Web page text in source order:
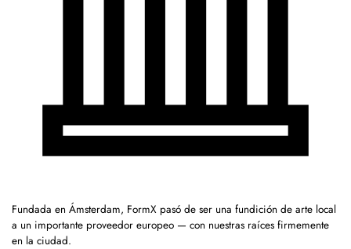
Fundada en Ámsterdam, FormX pasó de ser una fundición de arte local
a un importante proveedor europeo — con nuestras raíces firmemente
en la ciudad.